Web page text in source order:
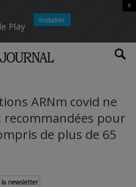
Play
x
Installer
ARNm covid ne
pour
de plus de 65
la newsletter